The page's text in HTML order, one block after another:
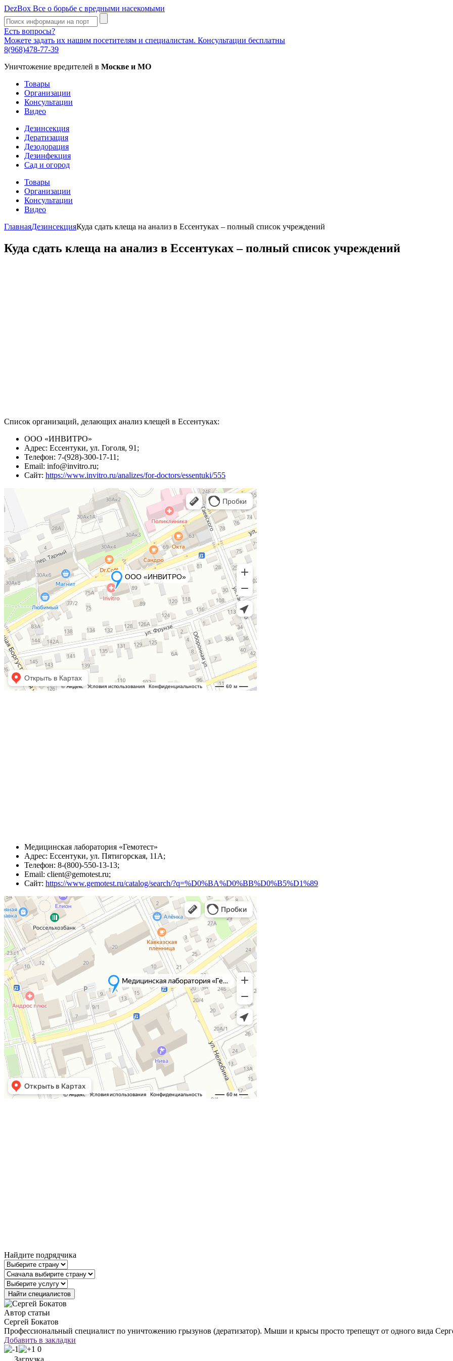
DezBox Все о борьбе с вредными насекомыми
Есть вопросы?
Можете задать их нашим посетителям и специалистам. Консультации бесплатны
8(968)478-77-39
Уничтожение вредителей в Москве и МО
Товары
Организации
Консультации
Видео
Дезинсекция
Дератизация
Дезодорация
Дезинфекция
Сад и огород
Товары
Организации
Консультации
Видео
ГлавнаяДезинсекцияКуда сдать клеща на анализ в Ессентуках – полный список учреждений
Куда сдать клеща на анализ в Ессентуках – полный список учреждений
Список организаций, делающих анализ клещей в Ессентуках:
ООО «ИНВИТРО»
Адрес: Ессентуки, ул. Гоголя, 91;
Телефон: 7-(928)-300-17-11;
Email: info@invitro.ru;
Сайт: https://www.invitro.ru/analizes/for-doctors/essentuki/555
Медицинская лаборатория «Гемотест»
Адрес: Ессентуки, ул. Пятигорская, 11А;
Телефон: 8-(800)-550-13-13;
Email: client@gemotest.ru;
Сайт: https://www.gemotest.ru/catalog/search/?q=%D0%BA%D0%BB%D0%B5%D1%89
Найдите подрядчика
Автор статьи
Сергей Бокатов
Профессиональный специалист по уничтожению грызунов (дератизатор). Мыши и крысы просто трепещут от одного вида
Добавить в закладки
0
Загрузка...